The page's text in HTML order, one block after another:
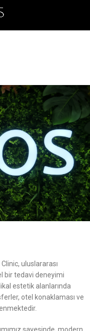
uluslararası
bir tedavi deneyimi
estetik alanlarında
otel konaklaması ve